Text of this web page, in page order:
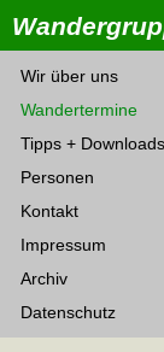
Wir über uns
Wandertermine
Tipps + Downloads
Personen
Kontakt
Impressum
Archiv
Datenschutz